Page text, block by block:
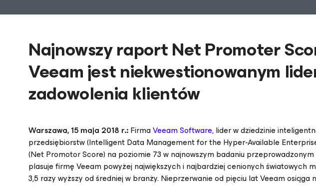
Najnowszy raport Net Promoter
Veeam jest niekwestionowanym
zadowolenia klientów
Warszawa,15 maja 2018 r.:FirmaVeeam Software, lider w dziedzinie
przedsiębiorstw (Intelligent Data Management for the Hyper-Available
(Net Promotor Score) na poziomie 73 w najnowszym badaniu
plasuje firmę Veeam powyżej największych i najbardziej cenionych światowych
3,5 razy wyższy od średniej w branży. Nieprzerwanie od pięciu lat Veeam osiąga